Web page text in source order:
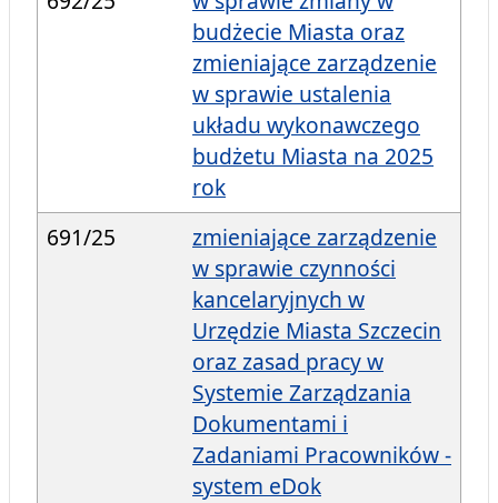
budżecie Miasta oraz
zmieniające zarządzenie
w sprawie ustalenia
układu wykonawczego
budżetu Miasta na 2025
rok
691/25
zmieniające zarządzenie
w sprawie czynności
kancelaryjnych w
Urzędzie Miasta Szczecin
oraz zasad pracy w
Systemie Zarządzania
Dokumentami i
Zadaniami Pracowników -
system eDok